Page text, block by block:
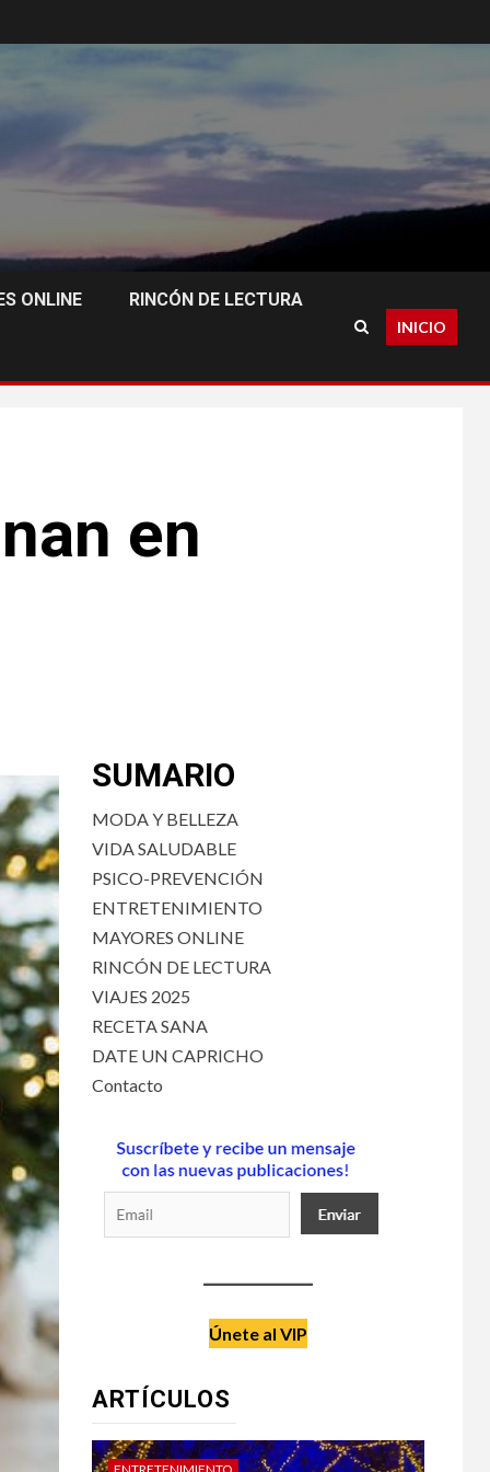
ONLINE RINCÓN DE LECTURA
INICIO
en
SUMARIO
MODA Y BELLEZA
VIDA SALUDABLE
PSICO-PREVENCIÓN
ENTRETENIMIENTO
MAYORES ONLINE
RINCÓN DE LECTURA
VIAJES 2025
RECETA SANA
DATE UN CAPRICHO
Contacto
Únete al VIP
ARTÍCULOS